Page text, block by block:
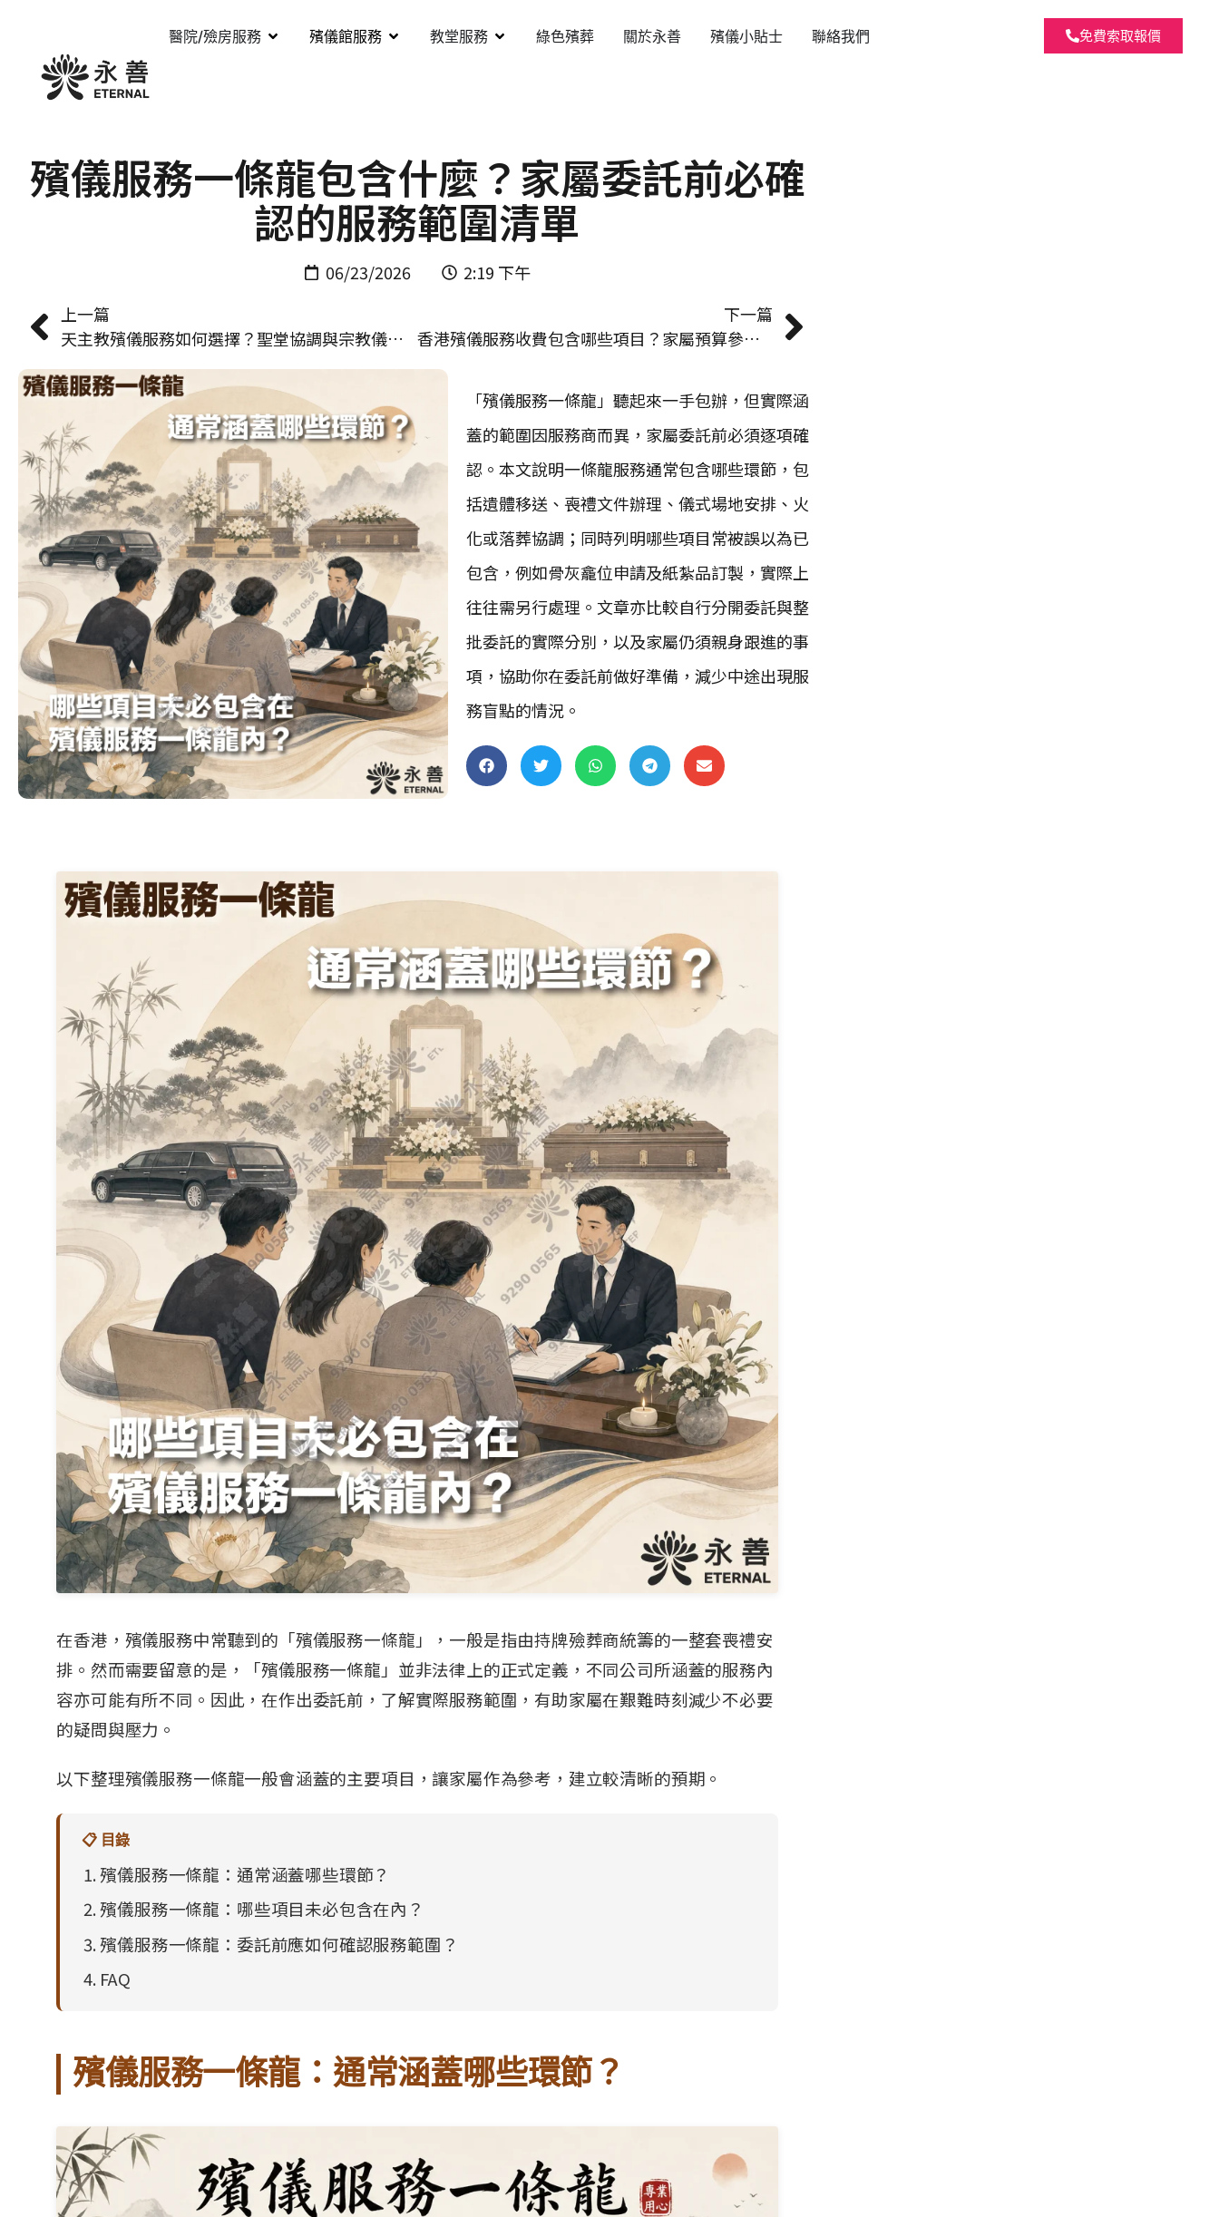
醫院/殮房服務 殯儀館服務 教堂服務 綠色殯葬 關於永善 殯儀小貼士 聯絡我們 免費索取報價
殯儀服務一條龍包含什麼？家屬委託前必確
認的服務範圍清單
06/23/2026
2:19 下午
上一篇
天主教殯儀服務如何選擇？聖堂協調與宗教儀式配合能力關鍵清單
下一篇
香港殯儀服務收費包含哪些項目？家屬預算參考指引
「殯儀服務一條龍」聽起來一手包辦，但實際涵
蓋的範圍因服務商而異，家屬委託前必須逐項確
認。本文說明一條龍服務通常包含哪些環節，包
括遺體移送、喪禮文件辦理、儀式場地安排、火
化或落葬協調；同時列明哪些項目常被誤以為已
包含，例如骨灰龕位申請及紙紮品訂製，實際上
往往需另行處理。文章亦比較自行分開委託與整
批委託的實際分別，以及家屬仍須親身跟進的事
項，協助你在委託前做好準備，減少中途出現服
務盲點的情況。
在香港，殯儀服務中常聽到的「殯儀服務一條龍」，一般是指由持牌殮葬商統籌的一整套喪禮安
排。然而需要留意的是，「殯儀服務一條龍」並非法律上的正式定義，不同公司所涵蓋的服務內
容亦可能有所不同。因此，在作出委託前，了解實際服務範圍，有助家屬在艱難時刻減少不必要
的疑問與壓力。
以下整理殯儀服務一條龍一般會涵蓋的主要項目，讓家屬作為參考，建立較清晰的預期。
📋 目錄
殯儀服務一條龍：通常涵蓋哪些環節？
殯儀服務一條龍：哪些項目未必包含在內？
殯儀服務一條龍：委託前應如何確認服務範圍？
FAQ
殯儀服務一條龍：通常涵蓋哪些環節？